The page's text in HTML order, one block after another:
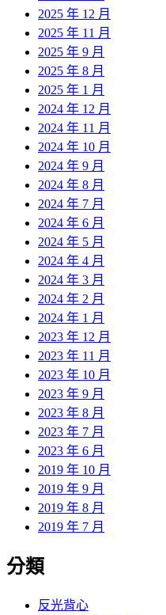
2025 年 12 月
2025 年 11 月
2025 年 9 月
2025 年 8 月
2025 年 1 月
2024 年 12 月
2024 年 11 月
2024 年 10 月
2024 年 9 月
2024 年 8 月
2024 年 7 月
2024 年 6 月
2024 年 5 月
2024 年 4 月
2024 年 3 月
2024 年 2 月
2024 年 1 月
2023 年 12 月
2023 年 11 月
2023 年 10 月
2023 年 9 月
2023 年 8 月
2023 年 7 月
2023 年 6 月
2019 年 10 月
2019 年 9 月
2019 年 8 月
2019 年 7 月
分類
反光背心